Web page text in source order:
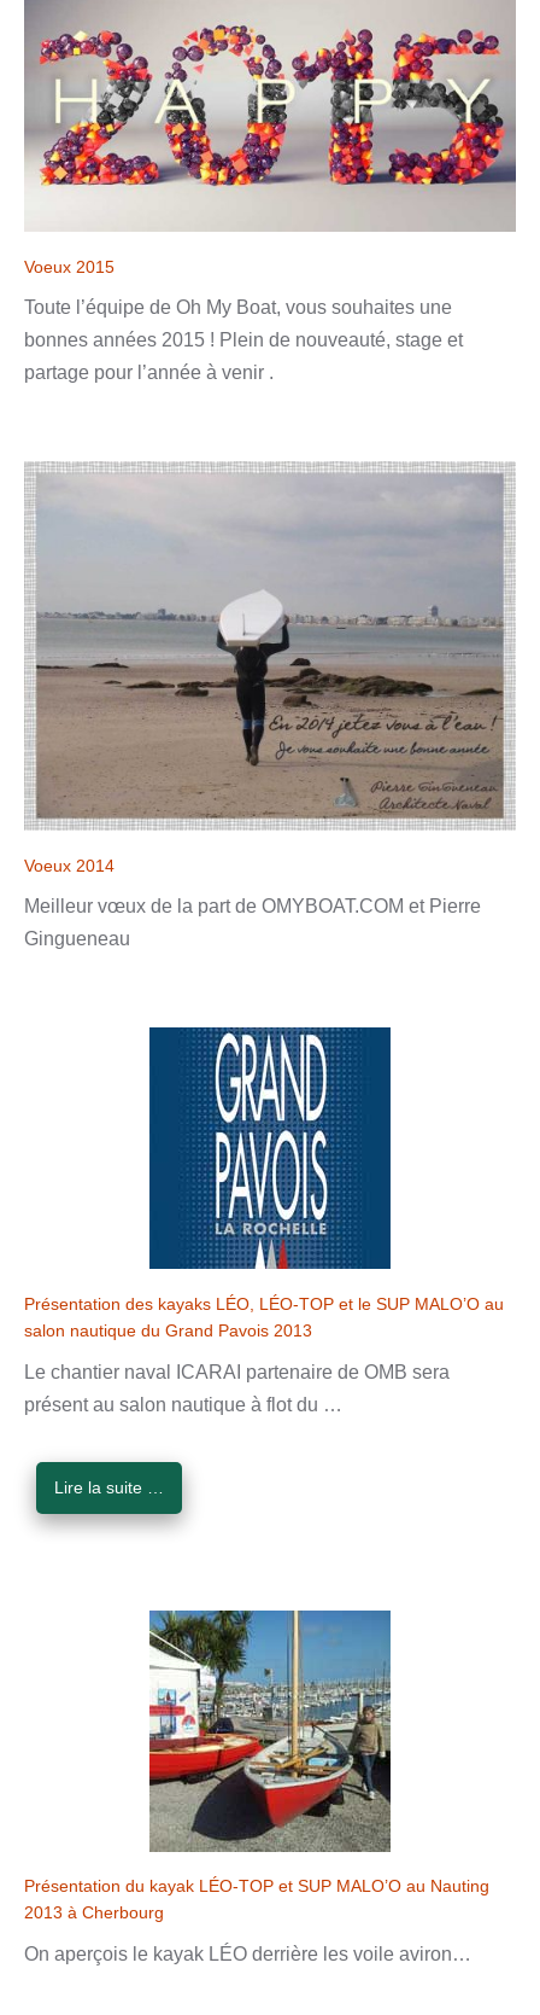
Voeux 2015
Toute l’équipe de Oh My Boat, vous souhaites une
bonnes années 2015 ! Plein de nouveauté, stage et
partage pour l’année à venir .
Voeux 2014
Meilleur vœux de la part de OMYBOAT.COM et Pierre
Gingueneau
Présentation des kayaks LÉO, LÉO-TOP et le SUP MALO’O au
salon nautique du Grand Pavois 2013
Le chantier naval ICARAI partenaire de OMB sera
présent au salon nautique à flot du …
Lire la suite …
Présentation du kayak LÉO-TOP et SUP MALO’O au Nauting
2013 à Cherbourg
On aperçois le kayak LÉO derrière les voile aviron…